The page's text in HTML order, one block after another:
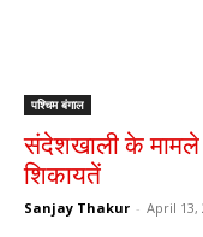
पश्चिम बंगाल
संदेशखाली के मामले
शिकायतें
Sanjay Thakur - April 13,